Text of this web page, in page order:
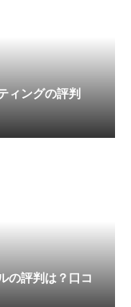
ィングの評判
の評判は？口コ